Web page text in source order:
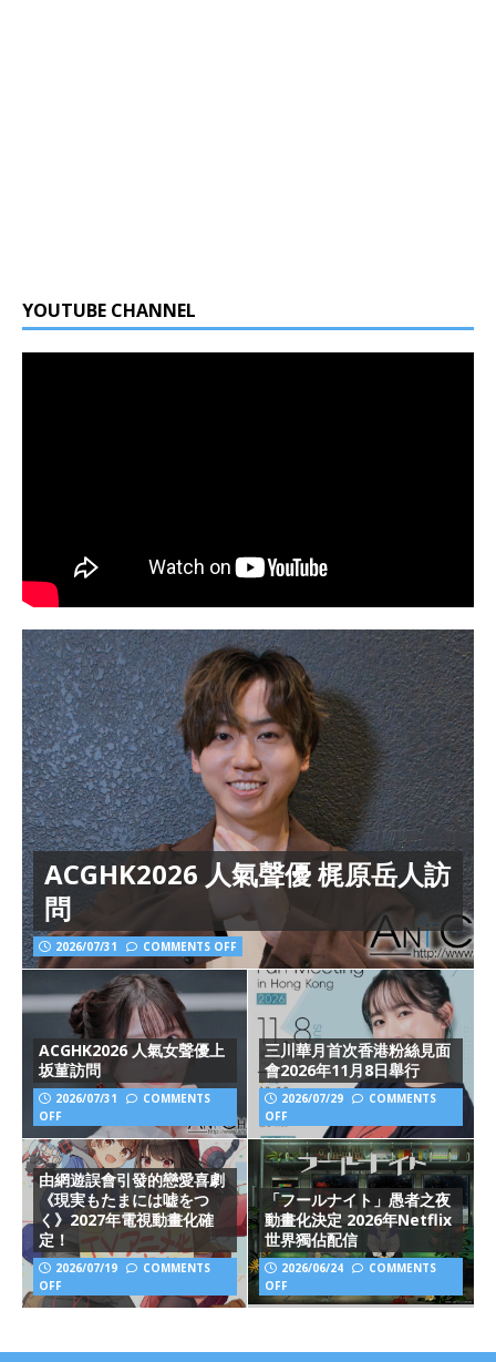
YOUTUBE CHANNEL
ACGHK2026 人氣聲優 梶原岳人訪
問
2026/07/31 COMMENTS OFF
ACGHK2026 人氣女聲優上
坂菫訪問
2026/07/31
COMMENTS
OFF
三川華月首次香港粉絲見面
會2026年11月8日舉行
2026/07/29
COMMENTS
OFF
由網遊誤會引發的戀愛喜劇
《現実もたまには嘘をつ
く》2027年電視動畫化確
定！
2026/07/19
COMMENTS
OFF
「フールナイト」愚者之夜
動畫化決定 2026年Netflix
世界獨佔配信
2026/06/24
COMMENTS
OFF